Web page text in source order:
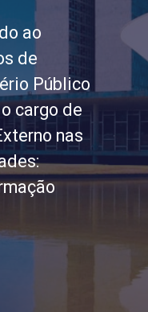
ao
de
Público
cargo de
nas